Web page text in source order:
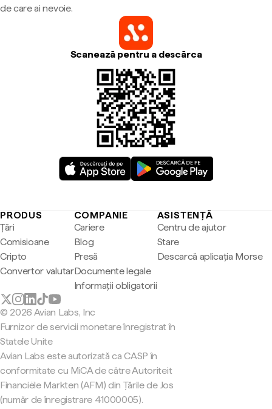
de care ai nevoie.
Scanează pentru a descărca
PRODUS
Țări
Comisioane
Cripto
Convertor valutar
COMPANIE
Cariere
Blog
Presă
Documente legale
Informații obligatorii
ASISTENȚĂ
Centru de ajutor
Stare
Descarcă aplicația Morse
© 2026 Avian Labs, Inc
Furnizor de servicii monetare înregistrat în
Statele Unite
Avian Labs este autorizată ca CASP în
conformitate cu MiCA de către Autoriteit
Financiële Markten (AFM) din Țările de Jos
(număr de înregistrare 41000005).